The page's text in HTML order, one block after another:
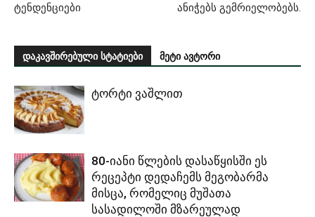
ტენდენციები
ანიჭებს გემრიელობებს.
დაკავშირებული სტატიები მეტი ავტორი
ტორტი ვაშლით
80-იანი წლების დასაწყისში ეს
რეცეპტი დედაჩემს მეგობარმა
მისცა, რომელიც მუშათა
სასადილოში მზარეულად